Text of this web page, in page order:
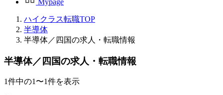
Mypage
ハイクラス転職TOP
半導体
半導体／四国の求人・転職情報
半導体／四国の求人・転職情報
1件中の1〜1件を表示